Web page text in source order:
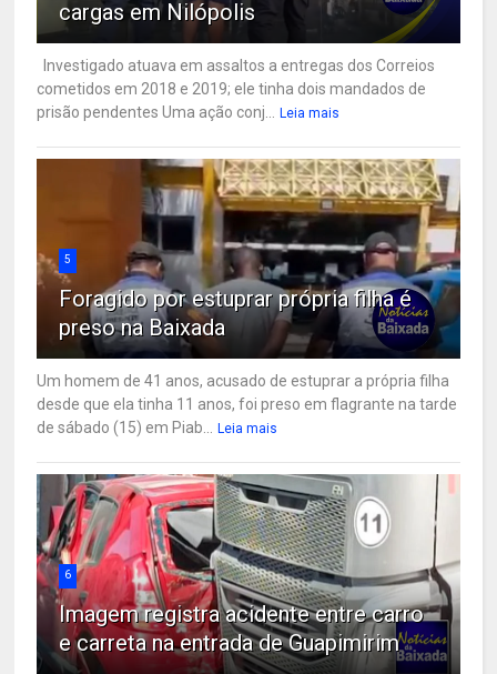
cargas em Nilópolis
Investigado atuava em assaltos a entregas dos Correios
cometidos em 2018 e 2019; ele tinha dois mandados de
prisão pendentes Uma ação conj...
Leia mais
5
Foragido por estuprar própria filha é
preso na Baixada
Um homem de 41 anos, acusado de estuprar a própria filha
desde que ela tinha 11 anos, foi preso em flagrante na tarde
de sábado (15) em Piab...
Leia mais
6
Imagem registra acidente entre carro
e carreta na entrada de Guapimirim